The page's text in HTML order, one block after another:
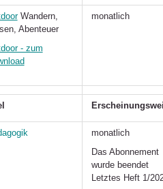
Wandern,
Abenteuer
- zum
monatlich
monatlich
Das Abonnement
wurde beendet
Letztes Heft 1/